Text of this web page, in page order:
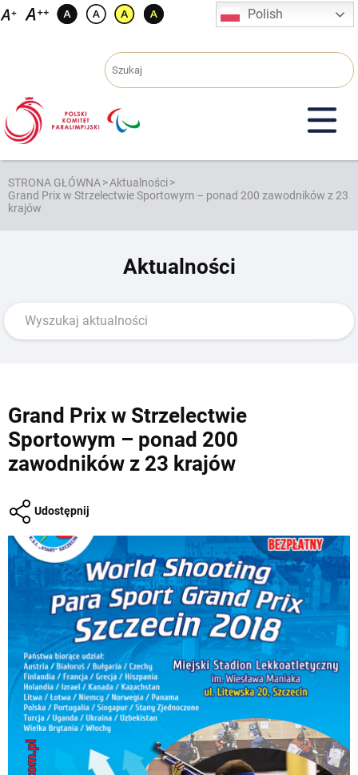
Przejdź
Polish
STRONA GŁÓWNA>Aktualności>
Grand Prix w Strzelectwie Sportowym – ponad 200 zawodników z 23
krajów
Aktualności
Grand Prix w Strzelectwie
Sportowym – ponad 200
zawodników z 23 krajów
Udostępnij